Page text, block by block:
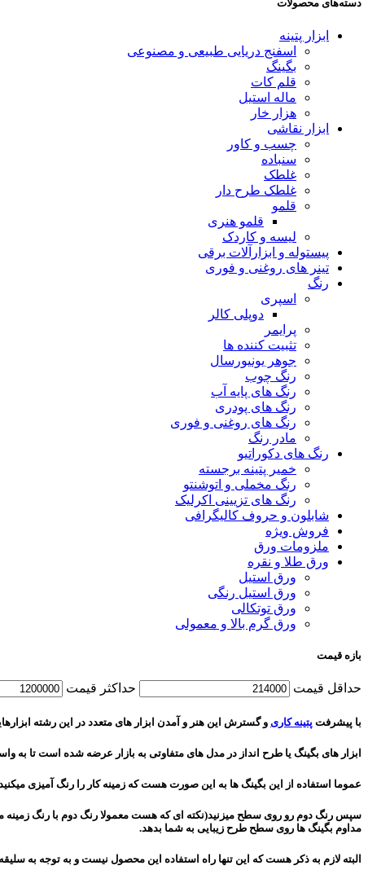
دسته‌های محصولات
ابزار پتینه
اسفنج دریایی طبیعی و مصنوعی
بگینگ
قلم کات
ماله استیل
هزار خار
ابزار نقاشی
چسب و کاور
سنباده
غلطک
غلطک طرح دار
قلمو
قلمو‌ هنری
لیسه و کاردک
پیستوله و ابزارآلات برقی
تینر های روغنی و فوری
رنگ
اسپری
دوپلی کالر
پرایمر
تثبیت کننده ها
جوهر یونیورسال
رنگ چوب
رنگ‌ های پایه آب
رنگ های پودری
رنگ‌ های روغنی و فوری
مادر رنگ
رنگ های دکوراتیو
خمیر پتینه برجسته
رنگ مخملی و اتوشنتو
رنگ های تزیینی اکرلیک
شابلون و حروف کالیگرافی
فروش ویژه
ملزومات ورق
ورق طلا و نقره
ورق استیل
ورق استیل رنگی
ورق توتکالی
ورق گرم بالا و معمولی
بازه قیمت
حداقل قیمت حداكثر قيمت
با پیشرفت پتینه کاریو گسترش این هنر و آمدن ابزار های متعدد در این رشته
ابزار های بگینگ یا طرح انداز در مدل های متفاوتی به بازار عرضه شده است تا به
عموما استفاده از این بگینگ ها به این صورت هست که زمینه کار را رنگ آمیزی
سپس رنگ دوم رو روی سطح میزنید(نکته ای که هست معمولا رنگ دوم با رنگ زمینه
مداوم بگینگ ها روی سطح طرح زیبایی به شما بدهد.
البته لازم به ذکر هست که این تنها راه استفاده این محصول نیست و به توجه به